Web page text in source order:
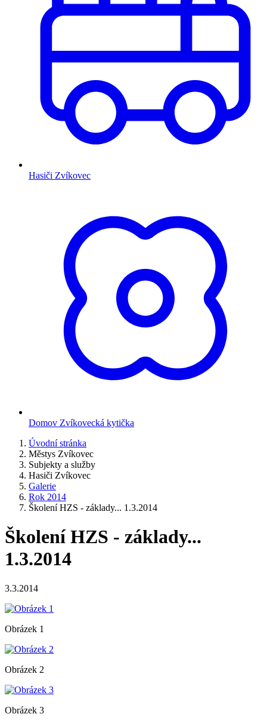
Hasiči Zvíkovec
Domov Zvíkovecká kytička
Úvodní stránka
Městys Zvíkovec
Subjekty a služby
Hasiči Zvíkovec
Galerie
Rok 2014
Školení HZS - základy... 1.3.2014
Školení HZS - základy...
1.3.2014
3.3.2014
Obrázek 1
Obrázek 2
Obrázek 3